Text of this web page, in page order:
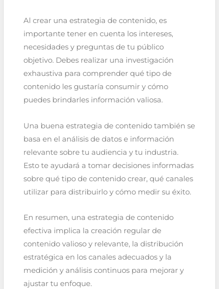
Al crear una estrategia de contenido, es
importante tener en cuenta los intereses,
necesidades y preguntas de tu público
objetivo. Debes realizar una investigación
exhaustiva para comprender qué tipo de
contenido les gustaría consumir y cómo
puedes brindarles información valiosa.
Una buena estrategia de contenido también se
basa en el análisis de datos e información
relevante sobre tu audiencia y tu industria.
Esto te ayudará a tomar decisiones informadas
sobre qué tipo de contenido crear, qué canales
utilizar para distribuirlo y cómo medir su éxito.
En resumen, una estrategia de contenido
efectiva implica la creación regular de
contenido valioso y relevante, la distribución
estratégica en los canales adecuados y la
medición y análisis continuos para mejorar y
ajustar tu enfoque.